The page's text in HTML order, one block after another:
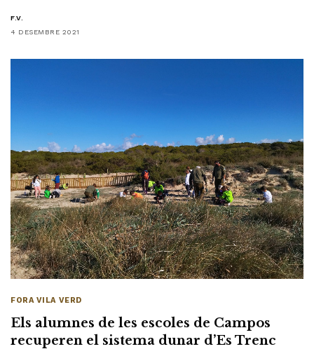
F.V.
4 DESEMBRE 2021
FORA VILA VERD
Els alumnes de les escoles de Campos
recuperen el sistema dunar d’Es Trenc